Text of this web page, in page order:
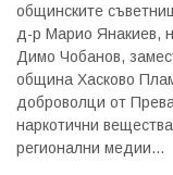
общинските
д-р Марио Янакиев,
Димо Чобанов,
община Хасково
доброволци от
наркотични
регионални медии...